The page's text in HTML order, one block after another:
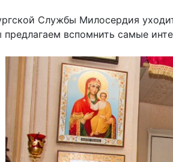
Службы Милосердия
вспомнить самые